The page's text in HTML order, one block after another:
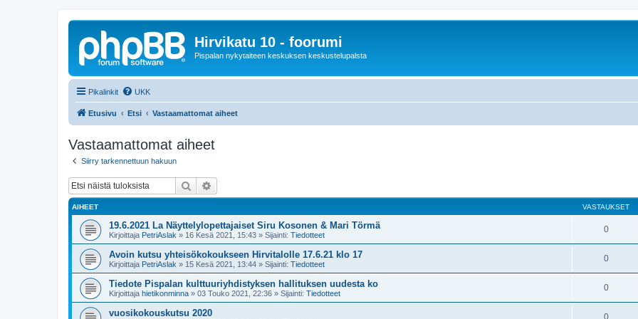
Hirvikatu 10 - foorumi
Pispalan nykytaiteen keskuksen keskustelupalsta
Pikalinkit UKK
Etusivu Etsi Vastaamattomat aiheet
Vastaamattomat aiheet
Siirry tarkennettuun hakuun
Etsi
AIHEET VASTAUKSET
19.6.2021 La Näyttelylopettajaiset Siru Kosonen & Mari Törmä
Kirjoittaja PetriAslak » 16 Kesä 2021, 15:43 » Sijainti: Tiedotteet
0
Avoin kutsu yhteisökokoukseen Hirvitalolle 17.6.21 klo 17
Kirjoittaja PetriAslak » 15 Kesä 2021, 13:44 » Sijainti: Tiedotteet
0
Tiedote Pispalan kulttuuriyhdistyksen hallituksen uudesta ko
Kirjoittaja hietikonminna » 03 Touko 2021, 22:36 » Sijainti: Tiedotteet
0
vuosikokouskutsu 2020 0